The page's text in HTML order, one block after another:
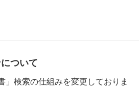
ついて
」検索の仕組みを変更しておりま